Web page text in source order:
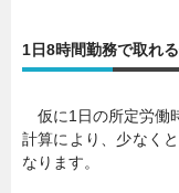
1日8時間勤務で取れ
仮に1日の所定労働
計算により、少なく
なります。